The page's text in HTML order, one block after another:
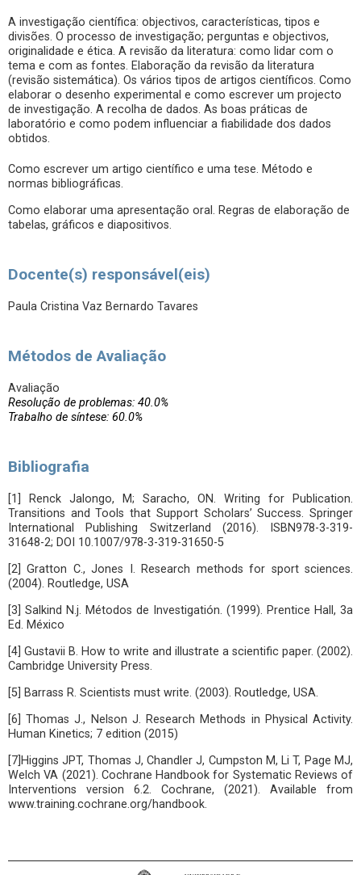
A investigação científica: objectivos, características, tipos e
divisões. O processo de investigação; perguntas e objectivos,
originalidade e ética. A revisão da literatura: como lidar com o
tema e com as fontes. Elaboração da revisão da literatura
(revisão sistemática). Os vários tipos de artigos científicos. Como
elaborar o desenho experimental e como escrever um projecto
de investigação. A recolha de dados. As boas práticas de
laboratório e como podem influenciar a fiabilidade dos dados
obtidos.
Como escrever um artigo científico e uma tese. Método e
normas bibliográficas.
Como elaborar uma apresentação oral. Regras de elaboração de
tabelas, gráficos e diapositivos.
Docente(s) responsável(eis)
Paula Cristina Vaz Bernardo Tavares
Métodos de Avaliação
Avaliação
Resolução de problemas: 40.0%
Trabalho de síntese: 60.0%
Bibliografia
[1] Renck Jalongo, M; Saracho, ON. Writing for Publication.
Transitions and Tools that Support Scholars’ Success. Springer
International Publishing Switzerland (2016). ISBN978-3-319-
31648-2; DOI 10.1007/978-3-319-31650-5
[2] Gratton C., Jones I. Research methods for sport sciences.
(2004). Routledge, USA
[3] Salkind N.j. Métodos de Investigatión. (1999). Prentice Hall, 3a
Ed. México
[4] Gustavii B. How to write and illustrate a scientific paper. (2002).
Cambridge University Press.
[5] Barrass R. Scientists must write. (2003). Routledge, USA.
[6] Thomas J., Nelson J. Research Methods in Physical Activity.
Human Kinetics; 7 edition (2015)
[7]Higgins JPT, Thomas J, Chandler J, Cumpston M, Li T, Page MJ,
Welch VA (2021). Cochrane Handbook for Systematic Reviews of
Interventions version 6.2. Cochrane, (2021). Available from
www.training.cochrane.org/handbook.